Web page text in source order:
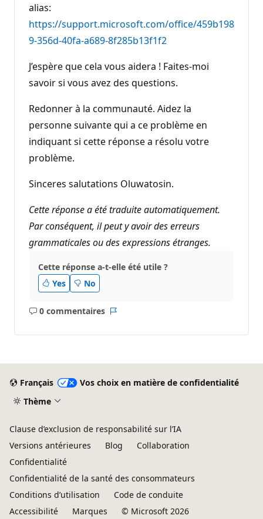
alias:
https://support.microsoft.com/office/459b198
9-356d-40fa-a689-8f285b13f1f2
J’espère que cela vous aidera ! Faites-moi
savoir si vous avez des questions.
Redonner à la communauté. Aidez la
personne suivante qui a ce problème en
indiquant si cette réponse a résolu votre
problème.
Sinceres salutations Oluwatosin.
Cette réponse a été traduite automatiquement.
Par conséquent, il peut y avoir des erreurs
grammaticales ou des expressions étranges.
Cette réponse a-t-elle été utile ?
Yes
No
0 commentaires
Aucun
Français
Vos choix en matière de confidentialité
Thème
Clause d’exclusion de responsabilité sur l’IA
Versions antérieures
Blog
Collaboration
Confidentialité
Confidentialité de la santé des consommateurs
Conditions d’utilisation
Code de conduite
Accessibilité
Marques © Microsoft 2026